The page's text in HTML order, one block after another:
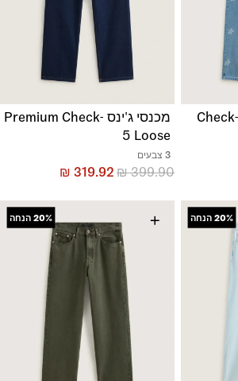
מכנסי ג'ינס Premium Check-
5 Loose
3 צבעים
₪399.90
₪ 319.92
20% הנחה +
20% הנחה